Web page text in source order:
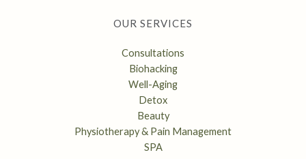
OUR SERVICES
Consultations
Biohacking
Well-Aging
Detox
Beauty
Physiotherapy & Pain Management
SPA